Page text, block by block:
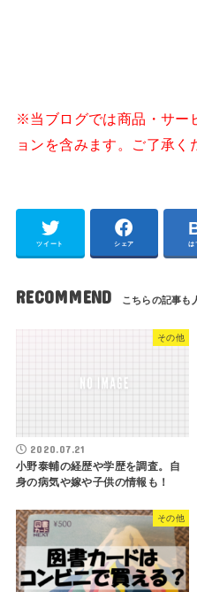
※当ブログでは商品・サー
ョンを含みます。ご了承く
ツイート シェア は
RECOMMEND
その他
2020.07.21
小野泰輔の経歴や学歴を調査。自
身の病気や嫁や子供の情報も！
その他